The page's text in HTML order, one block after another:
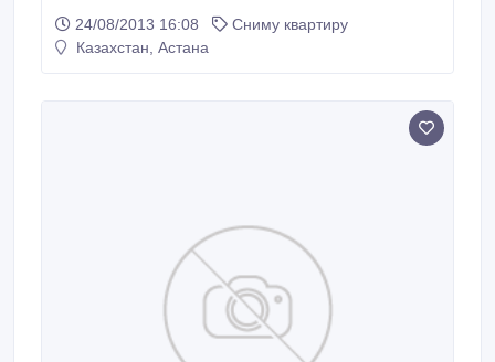
24/08/2013 16:08
Сниму квартиру
Казахстан, Астана